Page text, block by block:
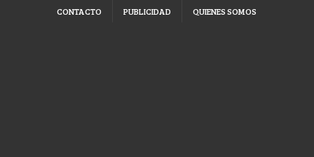
CONTACTO PUBLICIDAD QUIENES SOMOS